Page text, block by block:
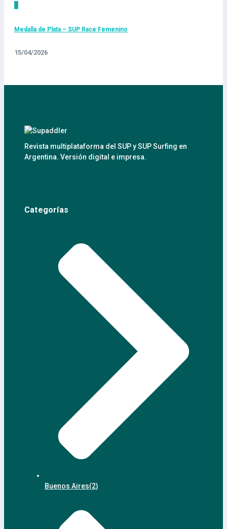
3
Medalla de Plata – SUP Race Femenino
15/04/2026
Revista multiplataforma del SUP y SUP Surfing en
Argentina. Versión digital e impresa.
Categorías
Buenos Aires(2)